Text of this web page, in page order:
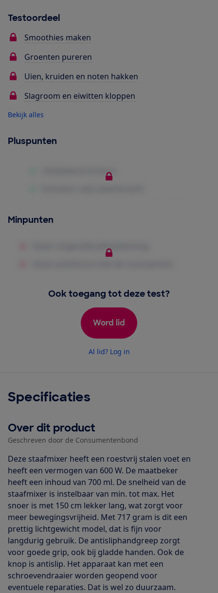
Testoordeel
Smoothies maken
Groenten pureren
Uien, kruiden en noten hakken
Slagroom en eiwitten kloppen
Bekijk alles
Pluspunten
Minpunten
Ook toegang tot deze test?
Word lid
Al lid? Log in
Specificaties
Over dit product
Geschreven door de Consumentenbond
Deze staafmixer heeft een roestvrij stalen voet en
heeft een vermogen van 600 W. De maatbeker
heeft een inhoud van 700 ml. De snelheid van de
staafmixer is instelbaar van min. tot max. Het
snoer is met 150 cm lekker lang, wat zorgt voor
meer bewegingsvrijheid. Met 717 gram is dit een
prettig lichtgewicht model, dat is fijn voor
langdurig gebruik. De antisliphandgreep zorgt
voor goede grip, ook bij gladde handen. Ook de
knop is antislip. Het apparaat kan met een
schroevendraaier worden geopend voor
eventuele reparaties. Dat is wel zo duurzaam.